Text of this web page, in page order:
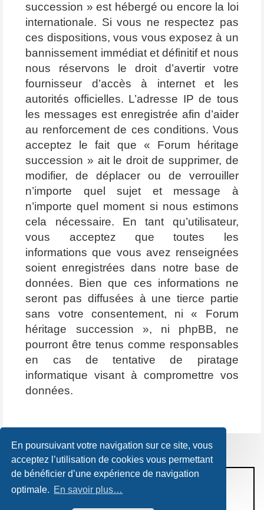
En poursuivant votre navigation sur ce site, vous
acceptez l’utilisation de cookies vous permettant
de bénéficier d’une expérience de navigation
optimale. En savoir plus…
succession » est hébergé ou encore la loi
internationale. Si vous ne respectez pas
ces dispositions, vous vous exposez à un
bannissement immédiat et définitif et nous
nous réservons le droit d’avertir votre
fournisseur d’accès à internet et les
autorités officielles. L’adresse IP de tous
les messages est enregistrée afin d’aider
au renforcement de ces conditions. Vous
acceptez le fait que « Forum héritage
succession » ait le droit de supprimer, de
modifier, de déplacer ou de verrouiller
n’importe quel sujet et message à
n’importe quel moment si nous estimons
cela nécessaire. En tant qu’utilisateur,
vous acceptez que toutes les
informations que vous avez renseignées
soient enregistrées dans notre base de
données. Bien que ces informations ne
seront pas diffusées à une tierce partie
sans votre consentement, ni « Forum
héritage succession », ni phpBB, ne
pourront être tenus comme responsables
en cas de tentative de piratage
informatique visant à compromettre vos
données.
CONDITIONS D’UTILISATION
POLITIQUE DE VIE PRIVÉE